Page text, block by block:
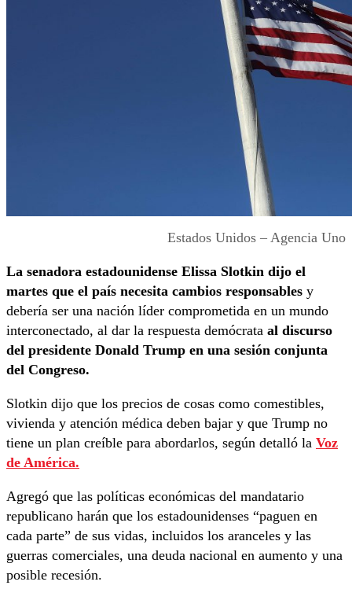
Estados Unidos – Agencia Uno
La senadora estadounidense Elissa Slotkin dijo el
martes que el país necesita cambios responsables y
debería ser una nación líder comprometida en un mundo
interconectado, al dar la respuesta demócrata al discurso
del presidente Donald Trump en una sesión conjunta
del Congreso.
Slotkin dijo que los precios de cosas como comestibles,
vivienda y atención médica deben bajar y que Trump no
tiene un plan creíble para abordarlos, según detalló la Voz
de América.
Agregó que las políticas económicas del mandatario
republicano harán que los estadounidenses “paguen en
cada parte” de sus vidas, incluidos los aranceles y las
guerras comerciales, una deuda nacional en aumento y una
posible recesión.